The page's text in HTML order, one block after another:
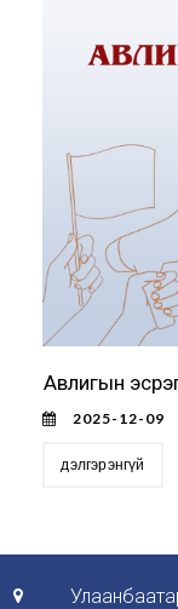
Авлигын
2025-12-09
дэлгэрэнгүй
